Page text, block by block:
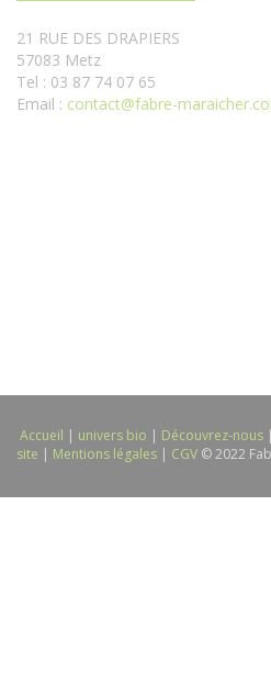
21 RUE DES DRAPIERS
57083 Metz
Tel : 03 87 74 07 65
Email : contact@fabre-
Accueil | univers bio | Découvrez-nous |
site | Mentions légales | CGV © 2022